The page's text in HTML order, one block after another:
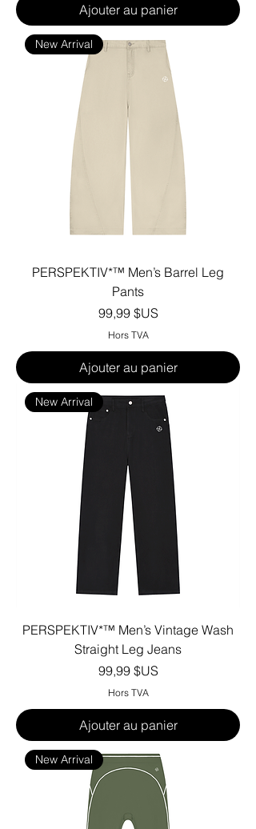
Ajouter au panier
New Arrival
PERSPEKTIV*™️ Men’s Barrel Leg
Pants
Prix
99,99 $US
Hors TVA
Ajouter au panier
New Arrival
PERSPEKTIV*™️ Men’s Vintage Wash
Straight Leg Jeans
Prix
99,99 $US
Hors TVA
Ajouter au panier
New Arrival